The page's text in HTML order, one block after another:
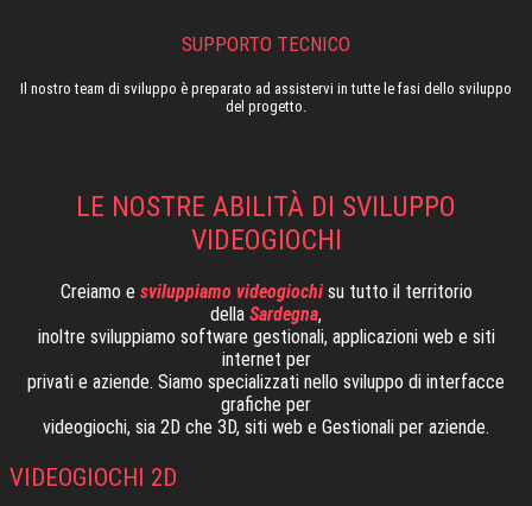
SUPPORTO TECNICO
Il nostro team di sviluppo è preparato ad assistervi in tutte le fasi dello sviluppo
del progetto.
LE NOSTRE ABILITÀ DI SVILUPPO
VIDEOGIOCHI
Creiamo e sviluppiamo videogiochi su tutto il territorio
della Sardegna,
inoltre sviluppiamo software gestionali, applicazioni web e siti
internet per
privati e aziende. Siamo specializzati nello sviluppo di interfacce
grafiche per
videogiochi, sia 2D che 3D, siti web e Gestionali per aziende.
VIDEOGIOCHI 2D